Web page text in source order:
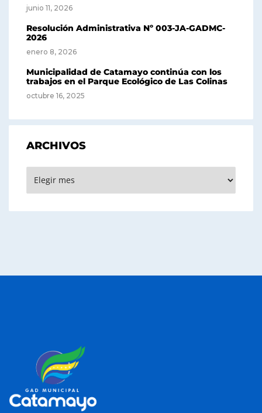
junio 11, 2026
Resolución Administrativa Nº 003-JA-GADMC-
2026
enero 8, 2026
Municipalidad de Catamayo continúa con los
trabajos en el Parque Ecológico de Las Colinas
octubre 16, 2025
ARCHIVOS